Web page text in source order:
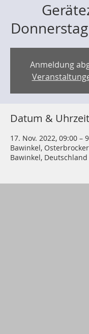
Anmeldung
Datum & Uhrzeit
17. Nov. 2022, 09:00 –
Bawinkel,
Bawinkel, Deutschland